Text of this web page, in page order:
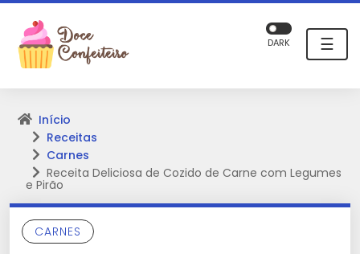
☰
DARK
Início
Receitas
Carnes
Receita Deliciosa de Cozido de Carne com Legumes
e Pirão
CARNES